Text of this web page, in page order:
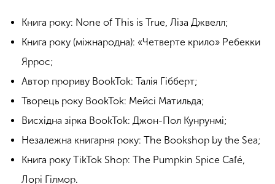
Книга року: None of This is True, Ліза Джвелл;
Книга року (міжнародна): «Четверте крило» Ребекки
Яррос;
Автор прориву BookTok: Талія Гібберт;
Творець року BookTok: Мейсі Матильда;
Висхідна зірка BookTok: Джон-Пол Кунрунмі;
Незалежна книгарня року: The Bookshop by the Sea;
Книга року TikTok Shop: The Pumpkin Spice Café,
Лорі Гілмор.